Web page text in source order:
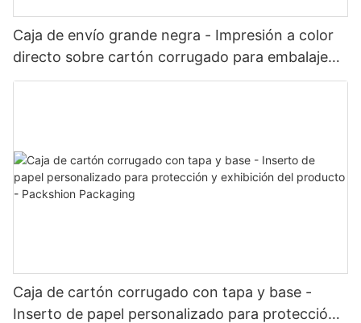
Caja de envío grande negra - Impresión a color
directo sobre cartón corrugado para embalaje
de kits y conjuntos - Packshion Packaging
Caja de cartón corrugado con tapa y base -
Inserto de papel personalizado para protección